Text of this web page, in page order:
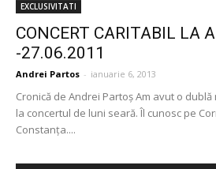
EXCLUSIVITATI
CONCERT CARITABIL LA
-27.06.2011
Andrei Partos - ianuarie 6, 2013
Cronică de Andrei Partoş Am avut o
la concertul de luni seară. Îl cunosc pe
Constanţa....